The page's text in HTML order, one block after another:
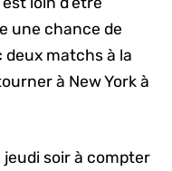
une chance de
matchs à la
à New York à
soir à compter